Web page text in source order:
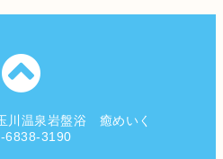
川温泉岩盤浴 癒めいく
6838-3190